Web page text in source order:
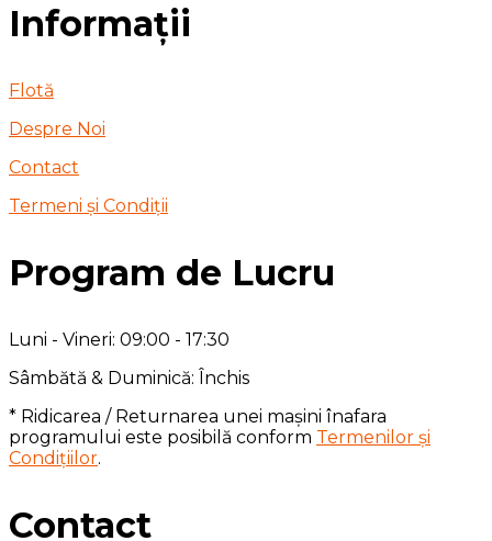
Informații
Flotă
Despre Noi
Contact
Termeni și Condiții
Program de Lucru
Luni - Vineri: 09:00 - 17:30
Sâmbătă & Duminică: Închis
* Ridicarea / Returnarea unei mașini înafara
programului este posibilă conform Termenilor și
Condițiilor.
Contact